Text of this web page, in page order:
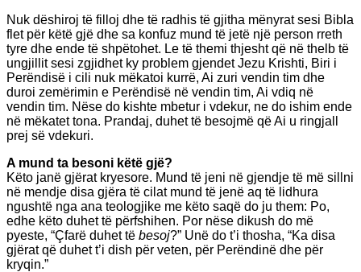
Nuk dëshiroj të filloj dhe të radhis të gjitha mënyrat sesi Bibla
flet për këtë gjë dhe sa konfuz mund të jetë një person rreth
tyre dhe ende të shpëtohet. Le të themi thjesht që në thelb të
ungjillit sesi zgjidhet ky problem gjendet Jezu Krishti, Biri i
Perëndisë i cili nuk mëkatoi kurrë, Ai zuri vendin tim dhe
duroi zemërimin e Perëndisë në vendin tim, Ai vdiq në
vendin tim. Nëse do kishte mbetur i vdekur, ne do ishim ende
në mëkatet tona. Prandaj, duhet të besojmë që Ai u ringjall
prej së vdekuri.
A mund ta besoni këtë gjë?
Këto janë gjërat kryesore. Mund të jeni në gjendje të më sillni
në mendje disa gjëra të cilat mund të jenë aq të lidhura
ngushtë nga ana teologjike me këto saqë do ju them: Po,
edhe këto duhet të përfshihen. Por nëse dikush do më
pyeste, “Çfarë duhet të besoj?” Unë do t’i thosha, “Ka disa
gjërat që duhet t’i dish për veten, për Perëndinë dhe për
kryqin.”